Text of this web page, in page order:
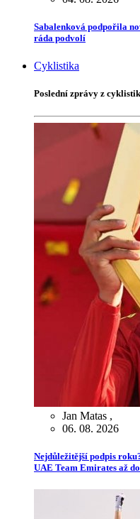
Sabalenková podpořila
ráda podvolí
Cyklistika
Poslední zprávy z
Jan Matas ,
06. 08. 2026
Nejdůležitější podpis
UAE Team Emirates až